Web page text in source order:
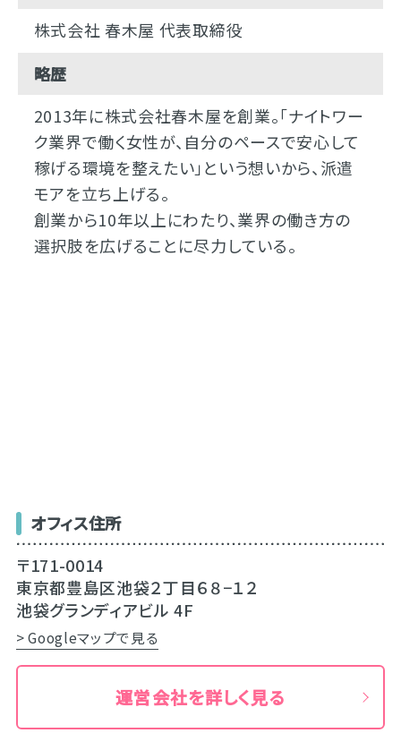
株式会社 春木屋 代表取締役
略歴
2013年に株式会社春木屋を創業。「ナイトワー
ク業界で働く女性が、自分のペースで安心して
稼げる環境を整えたい」という想いから、派遣
モアを立ち上げる。
創業から10年以上にわたり、業界の働き方の
選択肢を広げることに尽力している。
オフィス住所
〒171-0014
東京都豊島区池袋２丁目６８−１２
池袋グランディアビル 4F
> Googleマップで見る
運営会社を詳しく見る